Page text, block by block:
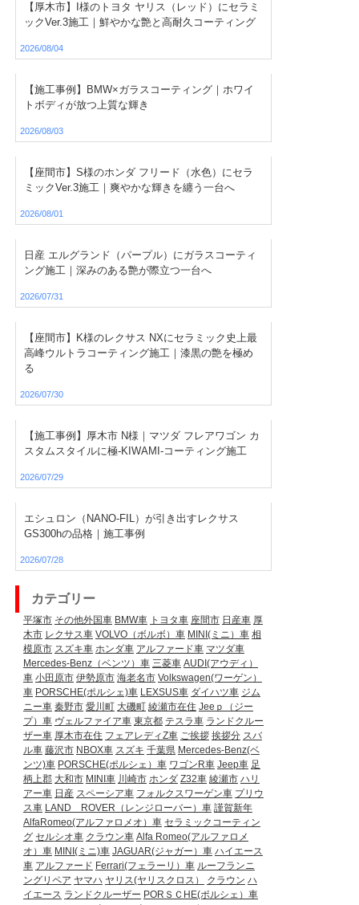
【厚木市】I様のトヨタ ヤリス（レッド）にセラミ
ックVer.3施工｜鮮やかな艶と高耐久コーティング
2026/08/04
【施工事例】BMW×ガラスコーティング｜ホワイ
トボディが放つ上質な輝き
2026/08/03
【座間市】S様のホンダ フリード（水色）にセラ
ミックVer.3施工｜爽やかな輝きを纏う一台へ
2026/08/01
日産 エルグランド（パープル）にガラスコーティ
ング施工｜深みのある艶が際立つ一台へ
2026/07/31
【座間市】K様のレクサス NXにセラミック史上最
高峰ウルトラコーティング施工｜漆黒の艶を極め
る
2026/07/30
【施工事例】厚木市 N様｜マツダ フレアワゴン カ
スタムスタイルに極-KIWAMI-コーティング施工
2026/07/29
エシュロン（NANO-FIL）が引き出すレクサス
GS300hの品格｜施工事例
2026/07/28
カテゴリー
平塚市 その他外国車 BMW車 トヨタ車 座間市 日産車 厚
木市 レクサス車 VOLVO（ボルボ）車 MINI(ミニ）車 相
模原市 スズキ車 ホンダ車 アルファード車 マツダ車
Mercedes-Benz（ベンツ）車 三菱車 AUDI(アウディ）
車 小田原市 伊勢原市 海老名市 Volkswagen(ワーゲン）
車 PORSCHE(ポルシェ)車 LEXSUS車 ダイハツ車 ジム
ニー車 秦野市 愛川町 大磯町 綾瀬市在住 Jeeｐ（ジー
プ）車 ヴェルファイア車 東京都 テスラ車 ランドクルー
ザー車 厚木市在住 フェアレディZ車 ご挨拶 挨拶分 スバ
ル車 藤沢市 NBOX車 スズキ 千葉県 Mercedes-Benz(ベ
ンツ)車 PORSCHE(ポルシェ）車 ワゴンR車 Jeep車 足
柄上郡 大和市 MINI車 川崎市 ホンダ Z32車 綾瀬市 ハリ
アー車 日産 スペーシア車 フォルクスワーゲン車 プリウ
ス車 LAND ROVER（レンジローバー）車 謹賀新年
AlfaRomeo(アルファロメオ）車 セラミックコーティン
グ セルシオ車 クラウン車 Alfa Romeo(アルファロメ
オ）車 MINI(ミニ)車 JAGUAR(ジャガー）車 ハイエース
車 アルファード Ferrari(フェラーリ）車 ルーフランニ
ングリペア ヤマハ ヤリス(ヤリスクロス） クラウン ハ
イエース ランドクルーザー PORＳＣHE(ポルシェ）車